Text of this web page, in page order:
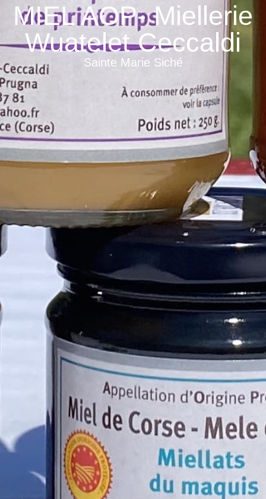
MIEL AOP- Miellerie
Wuatelet Ceccaldi
Sainte Marie Siché